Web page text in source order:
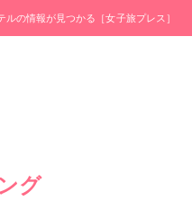
の情報が見つかる［女子旅プレス］
グ